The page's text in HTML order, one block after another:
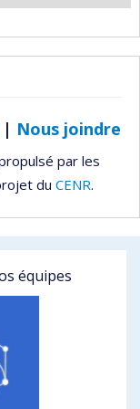
| Nous joindre
par les
du CENR.
équipes